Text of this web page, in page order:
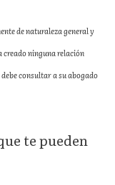
de naturaleza general y
creado ninguna relación
debe consultar a su abogado
te pueden